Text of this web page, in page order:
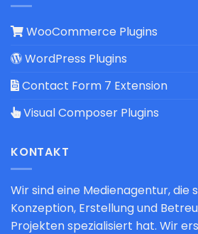
WooCommerce Plugins
WordPress Plugins
Contact Form 7 Extension
Visual Composer Plugins
KONTAKT
Wir sind eine Medienagentur, die
Konzeption, Erstellung und
Projekten spezialisiert hat. Wir